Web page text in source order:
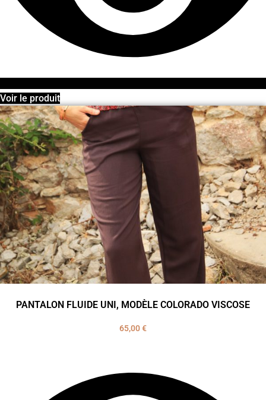
Voir le produit
PANTALON FLUIDE UNI, MODÈLE COLORADO VISCOSE
65,00€